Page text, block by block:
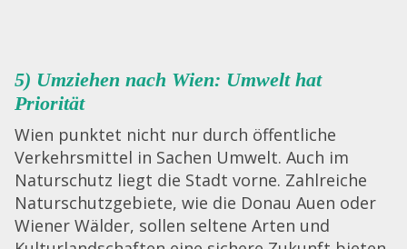
5) Umziehen nach Wien: Umwelt hat
Priorität
Wien punktet nicht nur durch öffentliche
Verkehrsmittel in Sachen Umwelt. Auch im
Naturschutz liegt die Stadt vorne. Zahlreiche
Naturschutzgebiete, wie die Donau Auen oder
Wiener Wälder, sollen seltene Arten und